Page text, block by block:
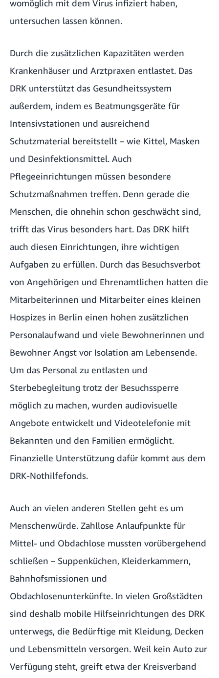
womöglich mit dem Virus infiziert haben,
untersuchen lassen können.
Durch die zusätzlichen Kapazitäten werden
Krankenhäuser und Arztpraxen entlastet. Das
DRK unterstützt das Gesundheitssystem
außerdem, indem es Beatmungsgeräte für
Intensivstationen und ausreichend
Schutzmaterial bereitstellt – wie Kittel, Masken
und Desinfektionsmittel. Auch
Pflegeeinrichtungen müssen besondere
Schutzmaßnahmen treffen. Denn gerade die
Menschen, die ohnehin schon geschwächt sind,
trifft das Virus besonders hart. Das DRK hilft
auch diesen Einrichtungen, ihre wichtigen
Aufgaben zu erfüllen. Durch das Besuchsverbot
von Angehörigen und Ehrenamtlichen hatten die
Mitarbeiterinnen und Mitarbeiter eines kleinen
Hospizes in Berlin einen hohen zusätzlichen
Personalaufwand und viele Bewohnerinnen und
Bewohner Angst vor Isolation am Lebensende.
Um das Personal zu entlasten und
Sterbebegleitung trotz der Besuchssperre
möglich zu machen, wurden audiovisuelle
Angebote entwickelt und Videotelefonie mit
Bekannten und den Familien ermöglicht.
Finanzielle Unterstützung dafür kommt aus dem
DRK-Nothilfefonds.
Auch an vielen anderen Stellen geht es um
Menschenwürde. Zahllose Anlaufpunkte für
Mittel- und Obdachlose mussten vorübergehend
schließen – Suppenküchen, Kleiderkammern,
Bahnhofsmissionen und
Obdachlosenunterkünfte. In vielen Großstädten
sind deshalb mobile Hilfseinrichtungen des DRK
unterwegs, die Bedürftige mit Kleidung, Decken
und Lebensmitteln versorgen. Weil kein Auto zur
Verfügung steht, greift etwa der Kreisverband